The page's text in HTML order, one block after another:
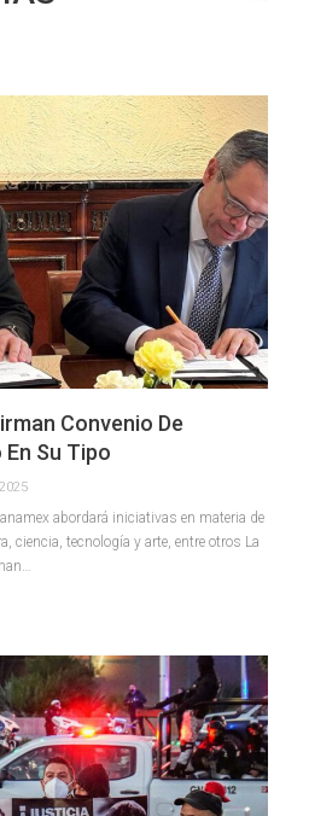
Convenio De
Su Tipo
abordará iniciativas en materia de
ciencia, tecnología y arte, entre otros La